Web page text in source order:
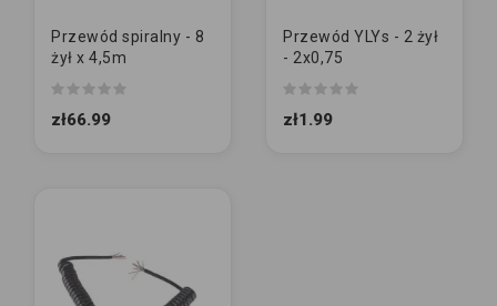
Przewód spiralny - 8
żył x 4,5m
zł66.99
Przewód YLYs - 2 żył
- 2x0,75
zł1.99